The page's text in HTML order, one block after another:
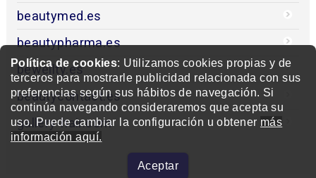
Política de cookies: Utilizamos cookies propias y de
terceros para mostrarle publicidad relacionada con sus
preferencias según sus hábitos de navegación. Si
continúa navegando consideraremos que acepta su
uso. Puede cambiar la configuración u obtener más
información aquí.
Aceptar
beautymed.es
beautypharma.es
bewellty.es
beautycontact.es
gallery-hair.com